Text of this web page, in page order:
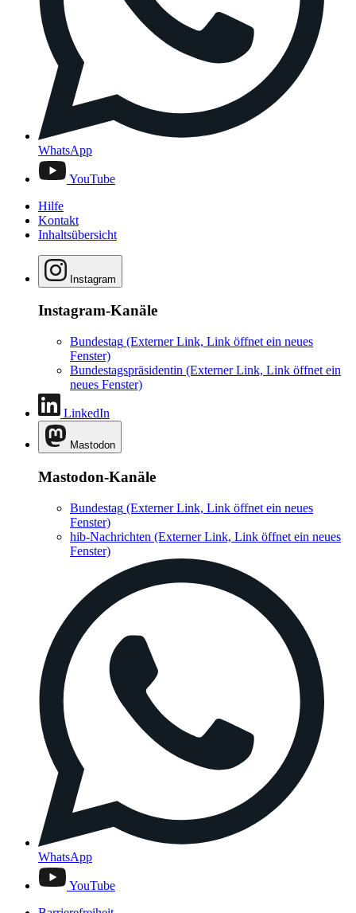
WhatsApp
YouTube
Hilfe
Kontakt
Inhaltsübersicht
Instagram
Instagram-Kanäle
Bundestag (Externer Link, Link öffnet ein neues
Fenster)
Bundestagspräsidentin (Externer Link, Link öffnet ein
neues Fenster)
LinkedIn
Mastodon
Mastodon-Kanäle
Bundestag (Externer Link, Link öffnet ein neues
Fenster)
hib-Nachrichten (Externer Link, Link öffnet ein neues
Fenster)
WhatsApp
YouTube